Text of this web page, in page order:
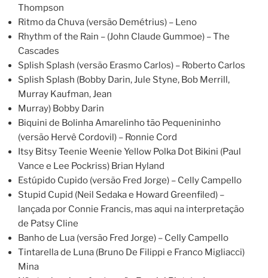
Thompson
Ritmo da Chuva (versão Demétrius) – Leno
Rhythm of the Rain – (John Claude Gummoe) – The
Cascades
Splish Splash (versão Erasmo Carlos) – Roberto Carlos
Splish Splash (Bobby Darin, Jule Styne, Bob Merrill,
Murray Kaufman, Jean
Murray) Bobby Darin
Biquini de Bolinha Amarelinho tão Pequenininho
(versão Hervê Cordovil) – Ronnie Cord
Itsy Bitsy Teenie Weenie Yellow Polka Dot Bikini (Paul
Vance e Lee Pockriss) Brian Hyland
Estúpido Cupido (versão Fred Jorge) – Celly Campello
Stupid Cupid (Neil Sedaka e Howard Greenfiled) –
lançada por Connie Francis, mas aqui na interpretação
de Patsy Cline
Banho de Lua (versão Fred Jorge) – Celly Campello
Tintarella de Luna (Bruno De Filippi e Franco Migliacci)
Mina